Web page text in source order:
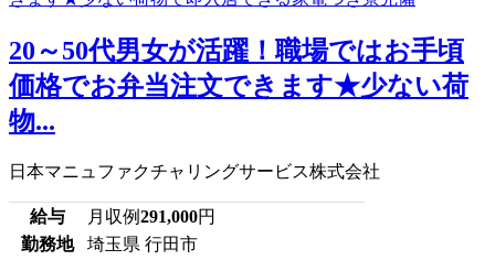
20～50代男女が活躍！職場ではお手頃
価格でお弁当注文できます★少ない荷
物...
日本マニュファクチャリングサービス株式会社
給与 月収例291,000円
勤務地
埼玉県 行田市